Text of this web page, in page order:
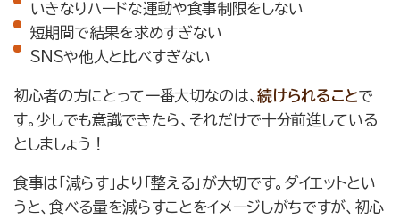
いきなりハードな運動や食事制限をしない
短期間で結果を求めすぎない
SNSや他人と比べすぎない
初心者の方にとって一番大切なのは、続けられることで
す。少しでも意識できたら、それだけで十分前進している
としましょう！
食事は「減らす」より「整える」が大切です。ダイエットとい
うと、食べる量を減らすことをイメージしがちですが、初心